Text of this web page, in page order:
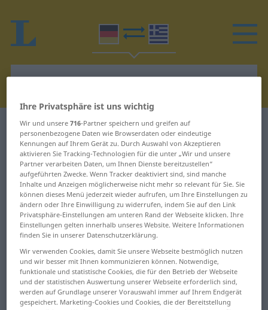
Deutsch-Griechisch Wörterbuch G
Wörter auf Deutsch, die mit G
beginnen
G ... Galauniform
Galavorstellung ...
ganzseitig
ganztags ... Gartentür
Gartenzaun ...
Geschirrspülen ...
geschraubt
Geschrei ...
Gesellschaftsspiel
Gesellschaftsstruktur ...
Gesinnungsgenossin
Ihre Privatsphäre ist uns wichtig
Wir und unsere716-Partner speichern und greifen auf
personenbezogene Daten wie Browserdaten oder eindeutige
Kennungen auf Ihrem Gerät zu. Durch Auswahl von Akzeptieren
aktivieren Sie Tracking-Technologien für die unter „Wir und unsere
Partner verarbeiten Daten, um Ihnen Dienste bereitzustellen“
aufgeführten Zwecke. Wenn Tracker deaktiviert sind, sind manche
Inhalte und Anzeigen möglicherweise nicht mehr so relevant für Sie. Sie
können dieses Menü jederzeit wieder aufrufen, um Ihre Einstellungen zu
ändern oder Ihre Einwilligung zu widerrufen, indem Sie auf den Link
Privatsphäre-Einstellungen am unteren Rand der Webseite klicken. Ihre
Einstellungen gelten innerhalb unseres Website. Weitere Informationen
finden Sie in unserer Datenschutzerklärung.
Wir verwenden Cookies, damit Sie unsere Webseite bestmöglich nutzen
und wir besser mit Ihnen kommunizieren können. Notwendige,
funktionale und statistische Cookies, die für den Betrieb der Webseite
und der statistischen Auswertung unserer Webseite erforderlich sind,
werden auf Grundlage unserer Vorauswahl immer auf Ihrem Endgerät
gespeichert. Marketing-Cookies und Cookies, die der Bereitstellung